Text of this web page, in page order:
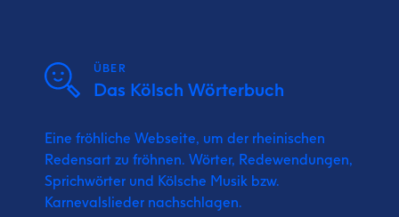
ÜBER
Das Kölsch Wörterbuch
Eine fröhliche Webseite, um der rheinischen
Redensart zu fröhnen. Wörter, Redewendungen,
Sprichwörter und Kölsche Musik bzw.
Karnevalslieder nachschlagen.